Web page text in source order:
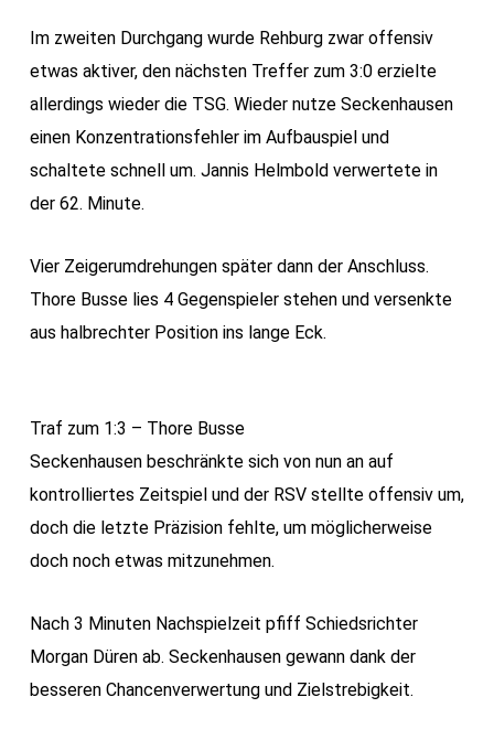
Im zweiten Durchgang wurde Rehburg zwar offensiv
etwas aktiver, den nächsten Treffer zum 3:0 erzielte
allerdings wieder die TSG. Wieder nutze Seckenhausen
einen Konzentrationsfehler im Aufbauspiel und
schaltete schnell um. Jannis Helmbold verwertete in
der 62. Minute.
Vier Zeigerumdrehungen später dann der Anschluss.
Thore Busse lies 4 Gegenspieler stehen und versenkte
aus halbrechter Position ins lange Eck.
Traf zum 1:3 – Thore Busse
Seckenhausen beschränkte sich von nun an auf
kontrolliertes Zeitspiel und der RSV stellte offensiv um,
doch die letzte Präzision fehlte, um möglicherweise
doch noch etwas mitzunehmen.
Nach 3 Minuten Nachspielzeit pfiff Schiedsrichter
Morgan Düren ab. Seckenhausen gewann dank der
besseren Chancenverwertung und Zielstrebigkeit.